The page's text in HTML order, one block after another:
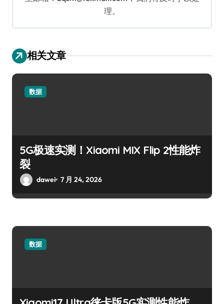
理。
相关文章
数据
5G极速实测！Xiaomi MIX Flip 2性能炸
裂
dawei 7 月 24, 2026
数据